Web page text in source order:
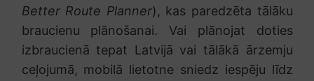
Better Route Planner), kas paredzēta tālāku
braucienu plānošanai. Vai plānojat doties
izbraucienā tepat Latvijā vai tālākā ārzemju
ceļojumā, mobilā lietotne sniedz iespēju līdz